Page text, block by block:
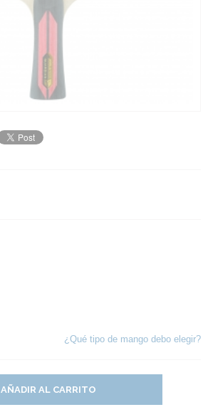
¿Qué tipo de mango debo elegir?
AÑADIR AL CARRITO